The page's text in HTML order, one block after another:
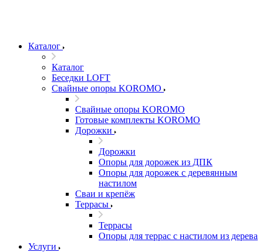
Каталог
Каталог
Беседки LOFT
Свайные опоры KOROMO
Свайные опоры KOROMO
Готовые комплекты KOROMO
Дорожки
Дорожки
Опоры для дорожек из ДПК
Опоры для дорожек с деревянным
настилом
Сваи и крепёж
Террасы
Террасы
Опоры для террас с настилом из дерева
Услуги